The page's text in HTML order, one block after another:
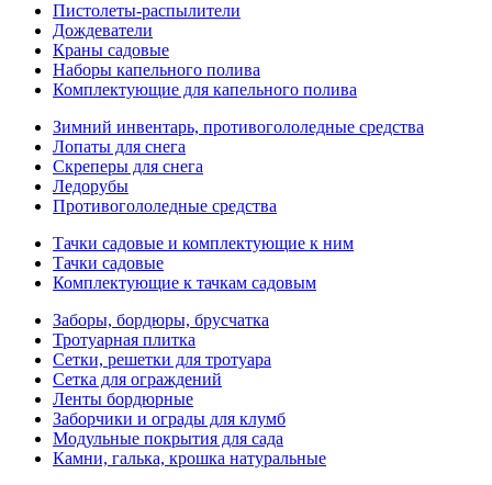
Пистолеты-распылители
Дождеватели
Краны садовые
Наборы капельного полива
Комплектующие для капельного полива
Зимний инвентарь, противогололедные средства
Лопаты для снега
Скреперы для снега
Ледорубы
Противогололедные средства
Тачки садовые и комплектующие к ним
Тачки садовые
Комплектующие к тачкам садовым
Заборы, бордюры, брусчатка
Тротуарная плитка
Сетки, решетки для тротуара
Сетка для ограждений
Ленты бордюрные
Заборчики и ограды для клумб
Модульные покрытия для сада
Камни, галька, крошка натуральные